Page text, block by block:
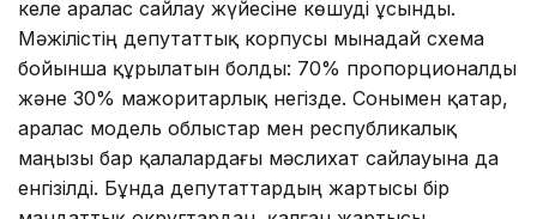
келе аралас сайлау жүйесіне көшуді ұсынды.
Мәжілістің депутаттық корпусы мынадай схема
бойынша құрылатын болды: 70% пропорционалды
және 30% мажоритарлық негізде. Сонымен қатар,
аралас модель облыстар мен республикалық
маңызы бар қалалардағы мәслихат сайлауына да
енгізілді. Бұнда депутаттардың жартысы бір